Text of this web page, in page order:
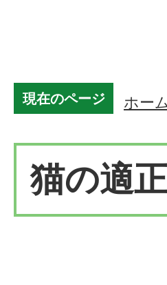
現在のページ ホー
猫の適